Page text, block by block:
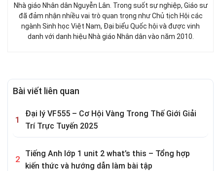
Nhà giáo Nhân dân Nguyễn Lân. Trong suốt sự nghiệp, Giáo sư
đã đảm nhận nhiều vai trò quan trọng như Chủ tịch Hội các
ngành Sinh học Việt Nam, Đại biểu Quốc hội và được vinh
danh với danh hiệu Nhà giáo Nhân dân vào năm 2010.
Bài viết liên quan
Đại lý VF555 – Cơ Hội Vàng Trong Thế Giới Giải
Trí Trực Tuyến 2025
Tiếng Anh lớp 1 unit 2 what’s this – Tổng hợp
kiến thức và hướng dẫn làm bài tập